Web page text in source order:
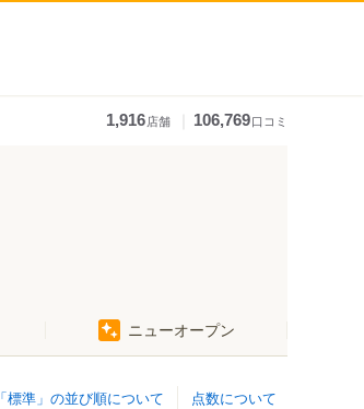
1,916店舗 106,769口コミ
ニューオープン
点数について
「標準」の並び順について